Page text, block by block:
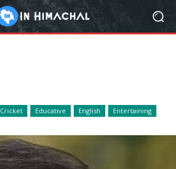
Cricket Educative English Entertaining